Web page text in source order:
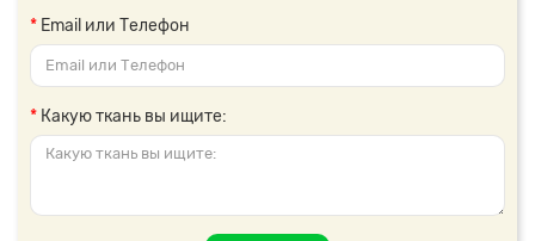
Email или Телефон
Какую ткань вы ищите: